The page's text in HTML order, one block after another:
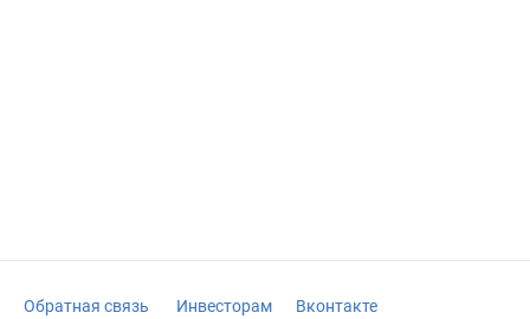
Обратная связь Инвесторам
Вконтакте